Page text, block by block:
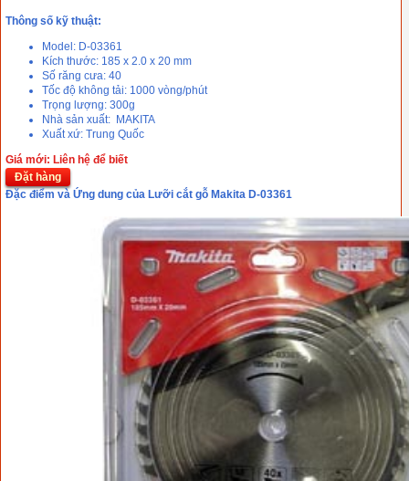
Thông số kỹ thuật:
Model: D-03361
Kích thước: 185 x 2.0 x 20 mm
Số răng cưa: 40
Tốc độ không tải: 1000 vòng/phút
Trọng lượng: 300g
Nhà sản xuất: MAKITA
Xuất xứ: Trung Quốc
Giá mới: Liên hệ để biết
Đặt hàng
Đặc điểm và Ứng dung của Lưỡi cắt gỗ Makita D-03361